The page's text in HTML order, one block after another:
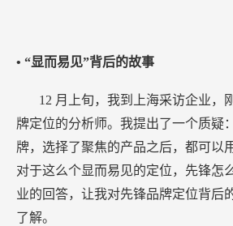
• “显而易见”背后的故事
12 月上旬，我到上海采访企业，
牌定位的分析师。我提出了一个质疑
牌，选择了聚焦的产品之后，都可以
对于这么个显而易见的定位，先锋怎
业的回答，让我对先锋品牌定位背后
了解。